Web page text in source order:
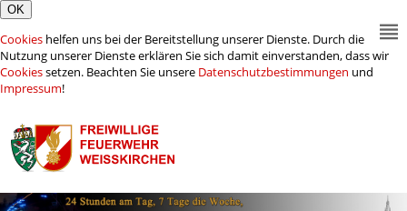
Cookies helfen uns bei der Bereitstellung unserer Dienste. Durch die
Nutzung unserer Dienste erklären Sie sich damit einverstanden, dass wir
Cookiessetzen. Beachten Sie unsere Datenschutzbestimmungen und
Impressum!